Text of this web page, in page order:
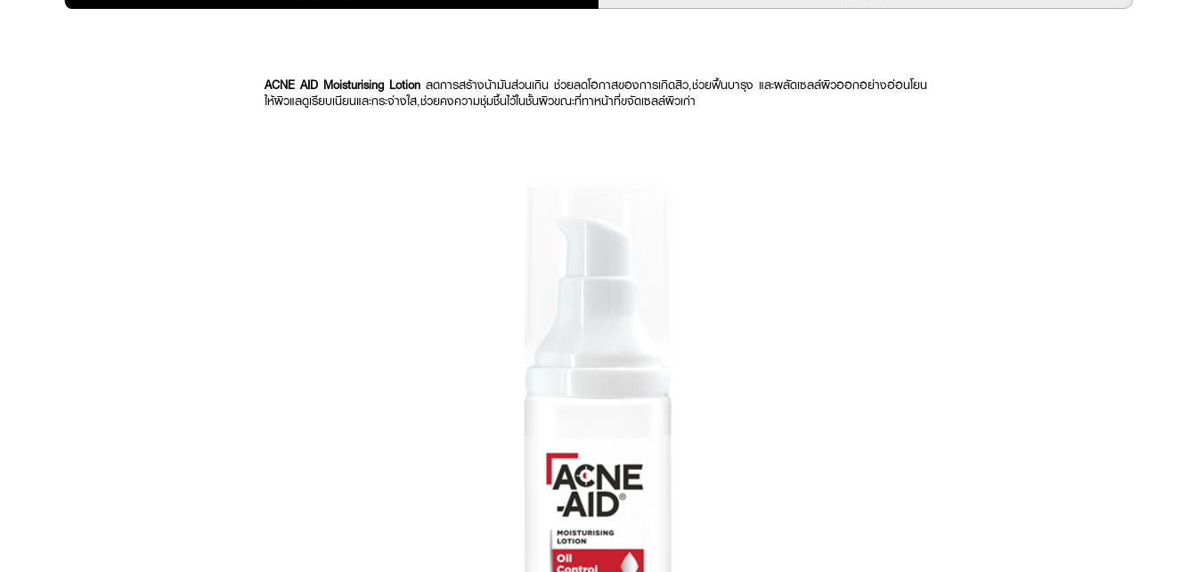
ACNE AID Moisturising Lotion ลดการสร้างน้ามันส่วนเกิน ช่วยลดโอกาสของการเกิดสิว,ช่วยฟื้นบารุง และผลัดเซลล์ผิวออกอย่างอ่อนโยน
ให้ผิวแลดูเรียบเนียนและกระจ่างใส,ช่วยคงความชุ่มชื้นไว้ในชั้นผิวขณะที่ทาหน้าที่ขจัดเซลล์ผิวเก่า